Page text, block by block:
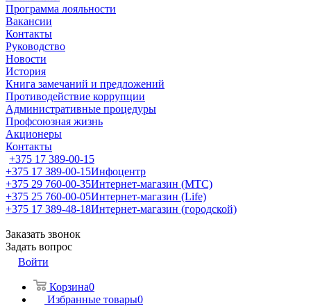
Программа лояльности
Вакансии
Контакты
Руководство
Новости
История
Книга замечаний и предложений
Противодействие коррупции
Административные процедуры
Профсоюзная жизнь
Акционеры
Контакты
+375 17 389-00-15
+375 17 389-00-15Инфоцентр
+375 29 760-00-35Интернет-магазин (МТС)
+375 25 760-00-05Интернет-магазин (Life)
+375 17 389-48-18Интернет-магазин (городской)
Заказать звонок
Задать вопрос
Войти
Корзина0
Избранные товары0